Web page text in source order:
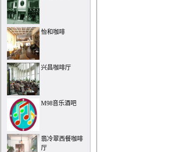
怡和咖啡
兴昌咖啡厅
M98音乐酒吧
翡冷翠西餐咖啡
厅